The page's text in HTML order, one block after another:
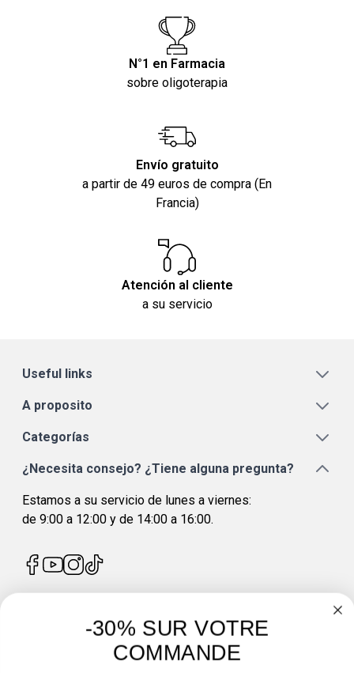
N°1 en Farmacia
sobre oligoterapia
Envío gratuito
a partir de 49 euros de compra (En
Francia)
Atención al cliente
a su servicio
Useful links
A proposito
Categorías
¿Necesita consejo? ¿Tiene alguna pregunta?
Estamos a su servicio de lunes a viernes:
de 9:00 a 12:00 y de 14:00 a 16:00.
4.7/5
-30% SUR VOTRE
COMMANDE